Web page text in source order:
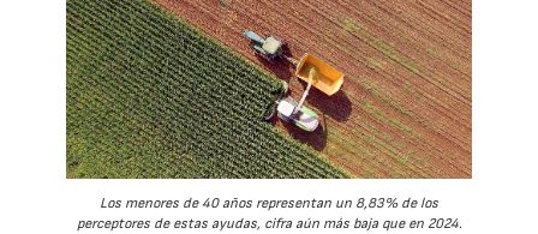
Los menores de 40 años representan un 8,83% de los
perceptores de estas ayudas, cifra aún más baja que en 2024.